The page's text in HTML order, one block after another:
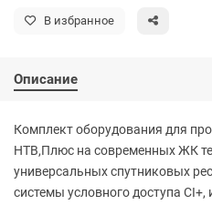
В избранное
Описание
Комплект оборудования для
НТВ,Плюс на современных ЖК
универсальных спутниковых
системы условного доступа